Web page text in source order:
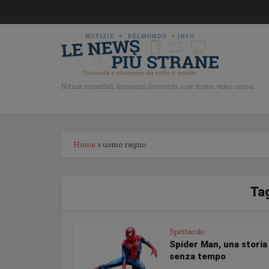
Notizie incredibili, immagini divertenti, cose strane, video curiosi
Home »uomo ragno
Spettacolo
Spider Man, una storia
senza tempo